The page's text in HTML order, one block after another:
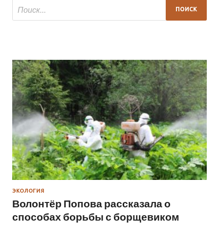
ЭКОЛОГИЯ
Волонтёр Попова рассказала о
способах борьбы с борщевиком